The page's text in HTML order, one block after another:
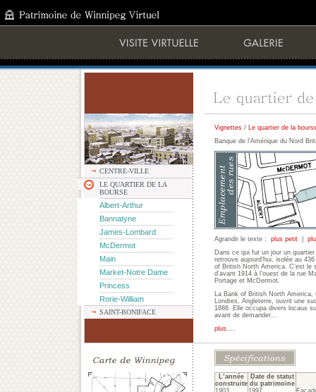
CENTRE-VILLE
LE QUARTIER DE LA
BOURSE
Albert-Arthur
Bannatyne
James-Lombard
McDermot
Main
Market-Notre Dame
Princess
Rorie-William
SAINT-BONIFACE
Vignettes / Le quartier de la
Banque de l’Amérique du Nord
Agrandir le texte : plus petit
Dans ce qui fut un jour un
retrouve aujourd’hui, isolée au
of British North America. C’est le
d’avant 1914 à l’ouest de la rue
Portage et McDermot.
La Bank of British North America,
Londres, Angleterre, ouvrit une
1886. Elle occupa divers locaux
avant de demander...
plus....
L’année
construite
Date de statut
du patrimoine
1903
1997